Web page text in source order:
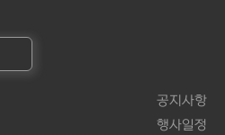
공지사항
행사일정